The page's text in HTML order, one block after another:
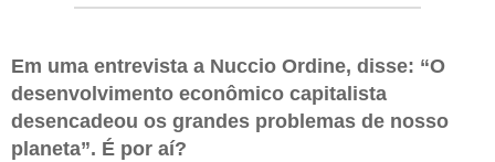
Em uma entrevista a Nuccio Ordine, disse: “O
desenvolvimento econômico capitalista
desencadeou os grandes problemas de nosso
planeta”. É por aí?